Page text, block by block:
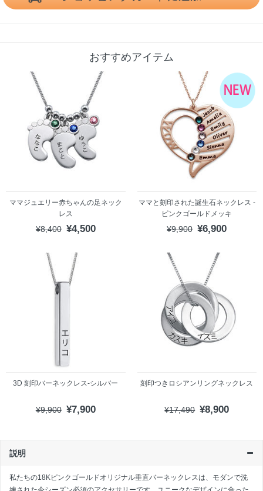
おすすめアイテム
ママジュエリー赤ちゃんの足ネック
レス
¥8,400 ¥4,500
ママと刻印された誕生石ネックレス -
ピンクゴールドメッキ
¥9,900 ¥6,900
3D 刻印バーネックレス-シルバー
¥9,900 ¥7,900
刻印つきロシアンリングネックレス
¥17,490 ¥8,900
説明
私たちの18Kピンクゴールドオリジナル垂直バーネックレスは、モダンで洗